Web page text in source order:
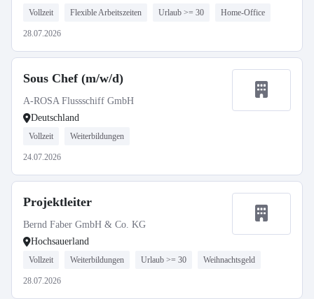
Vollzeit Flexible Arbeitszeiten Urlaub >= 30 Home-Office
28.07.2026
Sous Chef (m/w/d)
A-ROSA Flussschiff GmbH
Deutschland
Vollzeit Weiterbildungen
24.07.2026
Projektleiter
Bernd Faber GmbH & Co. KG
Hochsauerland
Vollzeit Weiterbildungen Urlaub >= 30 Weihnachtsgeld
28.07.2026